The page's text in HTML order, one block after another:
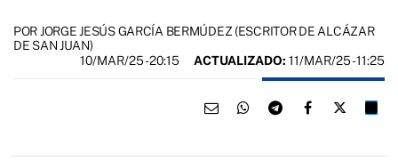
POR JORGE JESÚS GARCÍA BERMÚDEZ (ESCRITOR DE ALCÁZAR
DE SAN JUAN)
10/MAR/25- 20:15 ACTUALIZADO: 11/MAR/25 - 11:25